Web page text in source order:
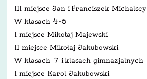
III miejsce Jan i Franciszek Michalscy
W klasach 4-6
I miejsce Mikołaj Majewski
II miejsce Mikołaj Jakubowski
W klasach 7 i klasach gimnazjalnych
I miejsce Karol Jakubowski